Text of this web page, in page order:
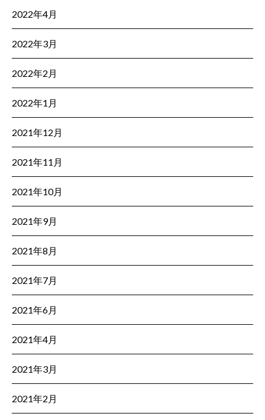
2022年4月
2022年3月
2022年2月
2022年1月
2021年12月
2021年11月
2021年10月
2021年9月
2021年8月
2021年7月
2021年6月
2021年4月
2021年3月
2021年2月